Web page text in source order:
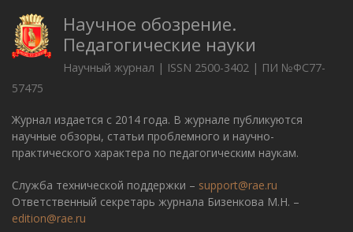
Научное обозрение.
Педагогические науки
Научный журнал | ISSN 2500-3402 | ПИ №ФС77-
57475
Журнал издается с 2014 года. В журнале публикуются
научные обзоры, статьи проблемного и научно-
практического характера по педагогическим наукам.
Служба технической поддержки – support@rae.ru
Ответственный секретарь журнала Бизенкова М.Н. –
edition@rae.ru